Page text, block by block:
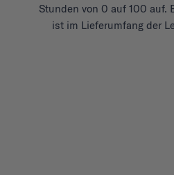
Stunden von 0 auf 100 auf.
ist im Lieferumfang der